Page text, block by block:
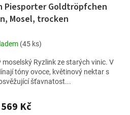
Piesporter Goldtröpfchen
Mosel, trocken
(45 ks)
569 Kč
Ryzlink ze starých vinic. V
tóny ovoce, květinový nektar s
šťavnatost...